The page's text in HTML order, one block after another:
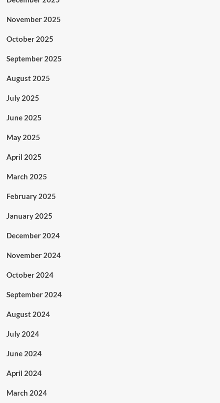
November 2025
October 2025
September 2025
August 2025
July 2025
June 2025
May 2025
April 2025
March 2025
February 2025
January 2025
December 2024
November 2024
October 2024
September 2024
August 2024
July 2024
June 2024
April 2024
March 2024